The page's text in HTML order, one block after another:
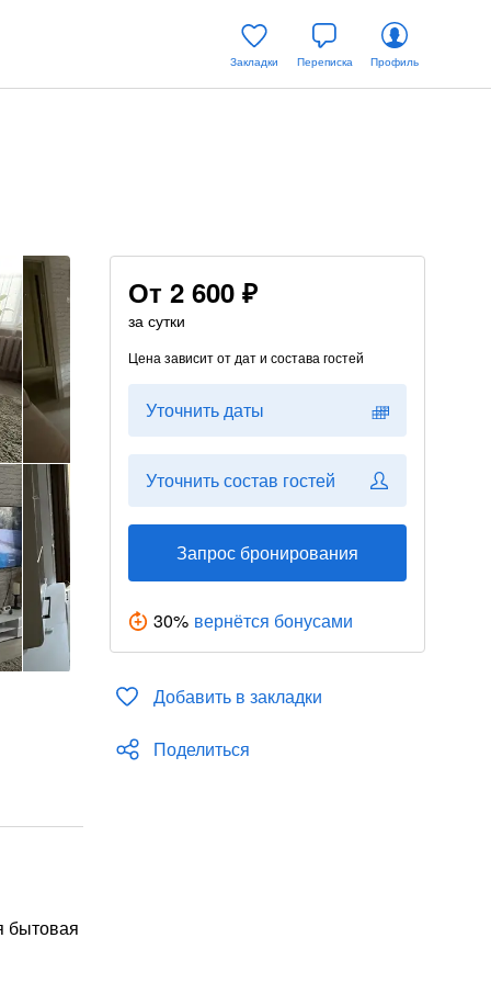
Закладки Переписка Профиль
От 2 600 ₽
за сутки
Цена зависит от дат и состава гостей
Уточнить даты
Уточнить состав гостей
Запрос бронирования
30% вернётся бонусами
Добавить в закладки
Поделиться
бытовая